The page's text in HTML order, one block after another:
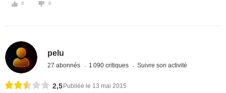
0 0
pelu
27 abonnés 1 090 critiques Suivre son activité
2,5 Publiée le 13 mai 2015